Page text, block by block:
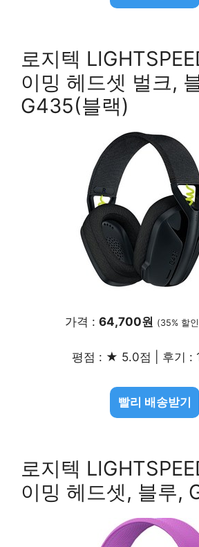
로지텍
이밍 헤드셋 벌크,
G435(블랙)
가격 : 64,700원 (35% 할
평점 : ★ 5.0점 | 후기 :
빨리 배송받기
로지텍
이밍 헤드셋, 블루,